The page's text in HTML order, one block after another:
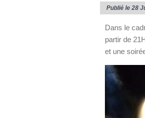
Publié le 28
Dans le
partir de
et une